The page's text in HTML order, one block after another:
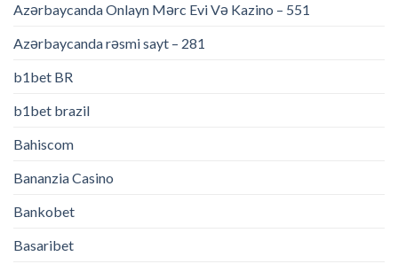
Azərbaycanda Onlayn Mərc Evi Və Kazino – 551
Azərbaycanda rəsmi sayt – 281
b1bet BR
b1bet brazil
Bahiscom
Bananzia Casino
Bankobet
Basaribet